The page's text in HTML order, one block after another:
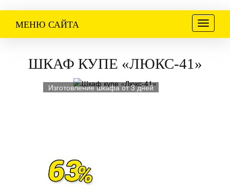
Меню
МЕНЮ САЙТА
ШКАФ КУПЕ «ЛЮКС-41»
Изготовление шкафа от 3 дней